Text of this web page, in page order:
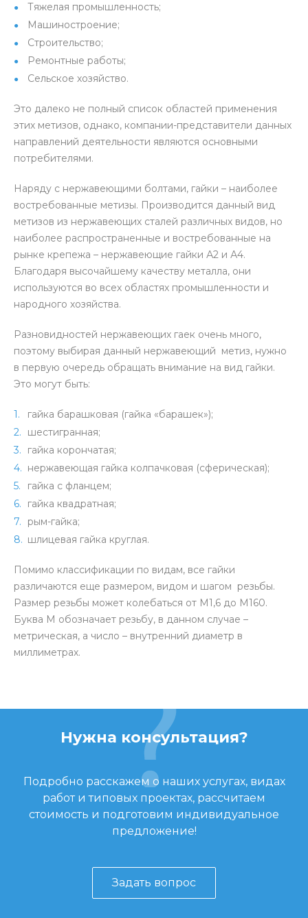
Тяжелая промышленность;
Машиностроение;
Строительство;
Ремонтные работы;
Сельское хозяйство.
Это далеко не полный список областей применения
этих метизов, однако, компании-представители данных
направлений деятельности являются основными
потребителями.
Наряду с нержавеющими болтами, гайки – наиболее
востребованные метизы. Производится данный вид
метизов из нержавеющих сталей различных видов, но
наиболее распространенные и востребованные на
рынке крепежа – нержавеющие гайки А2 и А4.
Благодаря высочайшему качеству металла, они
используются во всех областях промышленности и
народного хозяйства.
Разновидностей нержавеющих гаек очень много,
поэтому выбирая данный нержавеющий метиз, нужно
в первую очередь обращать внимание на вид гайки.
Это могут быть:
гайка барашковая (гайка «барашек»);
шестигранная;
гайка корончатая;
нержавеющая гайка колпачковая (сферическая);
гайка с фланцем;
гайка квадратная;
рым-гайка;
шлицевая гайка круглая.
Помимо классификации по видам, все гайки
различаются еще размером, видом и шагом резьбы.
Размер резьбы может колебаться от М1,6 до М160.
Буква М обозначает резьбу, в данном случае –
метрическая, а число – внутренний диаметр в
миллиметрах.
Нужна консультация?
Подробно расскажем о наших услугах, видах
работ и типовых проектах, рассчитаем
стоимость и подготовим индивидуальное
предложение!
Задать вопрос